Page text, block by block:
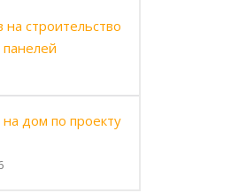
строительство
дом по проекту